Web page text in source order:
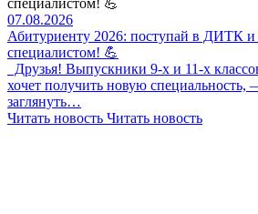
07.08.2026
Абитуриенту 2026: поступай в ДИТК и
специалистом! 💪
Друзья! Выпускники 9-х и 11-х
хочет получить новую специальность,
заглянуть…
Читать новость Читать новость